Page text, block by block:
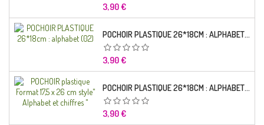
Prix
3,90 €
POCHOIR PLASTIQUE 26*18CM : ALPHABET (02)
Prix
3,90 €
POCHOIR PLASTIQUE 26*18CM : ALPHABET (01)
Prix
3,90 €